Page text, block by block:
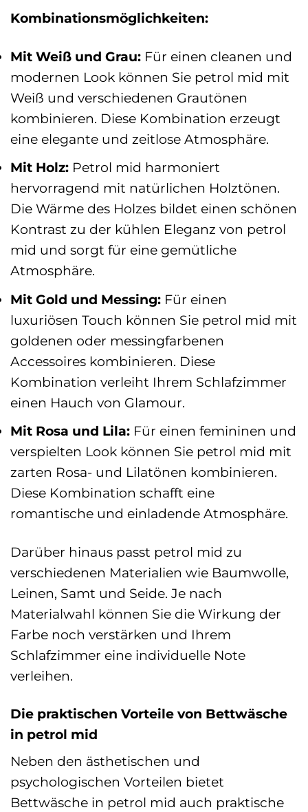
Kombinationsmöglichkeiten:
Mit Weiß und Grau: Für einen cleanen und
modernen Look können Sie petrol mid mit
Weiß und verschiedenen Grautönen
kombinieren. Diese Kombination erzeugt
eine elegante und zeitlose Atmosphäre.
Mit Holz: Petrol mid harmoniert
hervorragend mit natürlichen Holztönen.
Die Wärme des Holzes bildet einen schönen
Kontrast zu der kühlen Eleganz von petrol
mid und sorgt für eine gemütliche
Atmosphäre.
Mit Gold und Messing: Für einen
luxuriösen Touch können Sie petrol mid mit
goldenen oder messingfarbenen
Accessoires kombinieren. Diese
Kombination verleiht Ihrem Schlafzimmer
einen Hauch von Glamour.
Mit Rosa und Lila: Für einen femininen und
verspielten Look können Sie petrol mid mit
zarten Rosa- und Lilatönen kombinieren.
Diese Kombination schafft eine
romantische und einladende Atmosphäre.
Darüber hinaus passt petrol mid zu
verschiedenen Materialien wie Baumwolle,
Leinen, Samt und Seide. Je nach
Materialwahl können Sie die Wirkung der
Farbe noch verstärken und Ihrem
Schlafzimmer eine individuelle Note
verleihen.
Die praktischen Vorteile von Bettwäsche
in petrol mid
Neben den ästhetischen und
psychologischen Vorteilen bietet
Bettwäsche in petrol mid auch praktische